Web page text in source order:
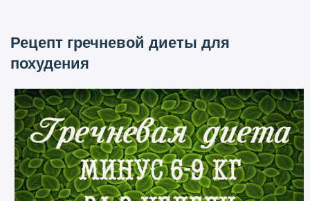
Рецепт гречневой диеты для
похудения